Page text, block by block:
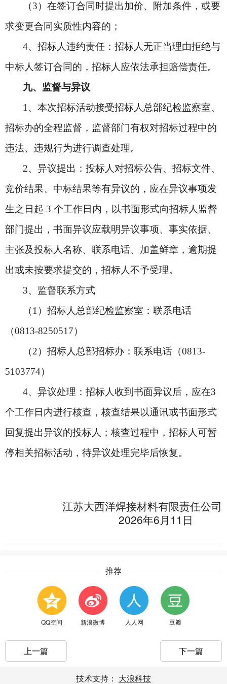
（3）在签订合同时提出加价、附加条件，或要
求变更合同实质性内容的；
4、招标人违约责任：招标人无正当理由拒绝与
中标人签订合同的，招标人应依法承担赔偿责任。
九、监督与异议
1 、本次招标活动接受招标人总部纪检监察室、
招标办的全程监督，监督部门有权对招标过程中的
违法、违规行为进行调查处理。
2、异议提出：投标人对招标公告、招标文件、
竞价结果、中标结果等有异议的，应在异议事项发
生之日起 3 个工作日内，以书面形式向招标人监督
部门提出，书面异议应载明异议事项、事实依据、
主张及投标人名称、联系电话、加盖鲜章，逾期提
出或未按要求提交的，招标人不予受理。
3、监督联系方式
（1）招标人总部纪检监察室：联系电话
（0813-8250517）
（2）招标人总部招标办：联系电话（0813-
5103774）
4、异议处理：招标人收到书面异议后，应在3
个工作日内进行核查，核查结果以通讯或书面形式
回复提出异议的投标人；核查过程中，招标人可暂
停相关招标活动，待异议处理完毕后恢复。
江苏大西洋焊接材料有限责任公司
2026年6月 11 日
推荐
QQ空间 新浪微博 人人网 豆瓣
上一篇 下一篇
技术支持： 大浪科技